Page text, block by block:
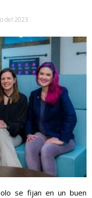
del 2023
se fijan en un buen